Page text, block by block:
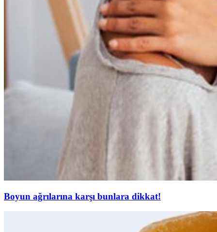
Boyun ağrılarına karşı bunlara dikkat!